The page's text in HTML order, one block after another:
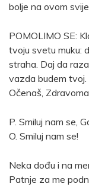
bolje na ovom
POMOLIMO SE:
tvoju svetu muku:
straha. Daj da
vazda budem tvoj.
Očenaš,
P. Smiluj nam se,
O. Smiluj nam se!
Neka dođu i na
Patnje za me